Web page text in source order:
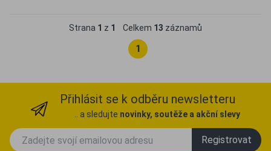
Strana 1 z 1 Celkem 13 záznamů
1
Přihlásit se k odběru newsletteru
.. a sledujte novinky, soutěže a akční slevy
Registrovat